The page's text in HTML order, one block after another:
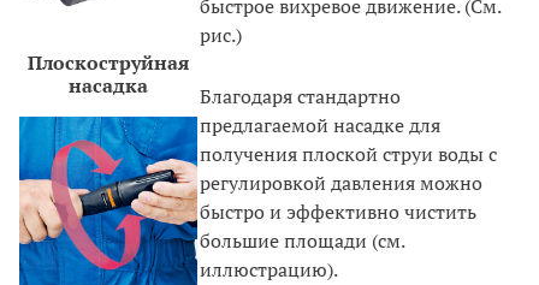
быстрое вихревое движение. (См.
рис.)
Плоскоструйная
насадка
Благодаря стандартно
предлагаемой насадке для
получения плоской струи воды с
регулировкой давления можно
быстро и эффективно чистить
большие площади (см.
иллюстрацию).